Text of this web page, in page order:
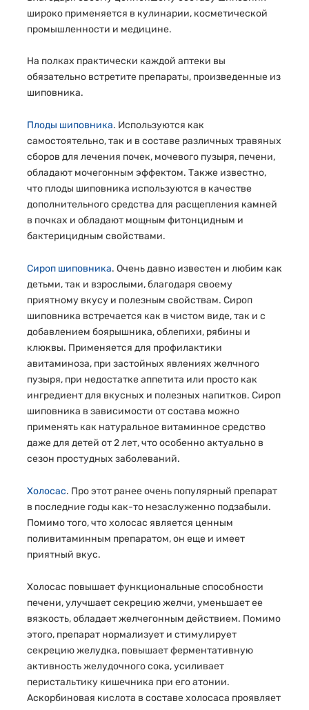
широко применяется в кулинарии, косметической
промышленности и медицине.
На полках практически каждой аптеки вы
обязательно встретите препараты, произведенные из
шиповника.
Плоды шиповника. Используются как
самостоятельно, так и в составе различных травяных
сборов для лечения почек, мочевого пузыря, печени,
обладают мочегонным эффектом. Также известно,
что плоды шиповника используются в качестве
дополнительного средства для расщепления камней
в почках и обладают мощным фитонцидным и
бактерицидным свойствами.
Сироп шиповника. Очень давно известен и любим как
детьми, так и взрослыми, благодаря своему
приятному вкусу и полезным свойствам. Сироп
шиповника встречается как в чистом виде, так и с
добавлением боярышника, облепихи, рябины и
клюквы. Применяется для профилактики
авитаминоза, при застойных явлениях желчного
пузыря, при недостатке аппетита или просто как
ингредиент для вкусных и полезных напитков. Сироп
шиповника в зависимости от состава можно
применять как натуральное витаминное средство
даже для детей от 2 лет, что особенно актуально в
сезон простудных заболеваний.
Холосас. Про этот ранее очень популярный препарат
в последние годы как-то незаслуженно подзабыли.
Помимо того, что холосас является ценным
поливитаминным препаратом, он еще и имеет
приятный вкус.
Холосас повышает функциональные способности
печени, улучшает секрецию желчи, уменьшает ее
вязкость, обладает желчегонным действием. Помимо
этого, препарат нормализует и стимулирует
секрецию желудка, повышает ферментативную
активность желудочного сока, усиливает
перистальтику кишечника при его атонии.
Аскорбиновая кислота в составе холосаса проявляет